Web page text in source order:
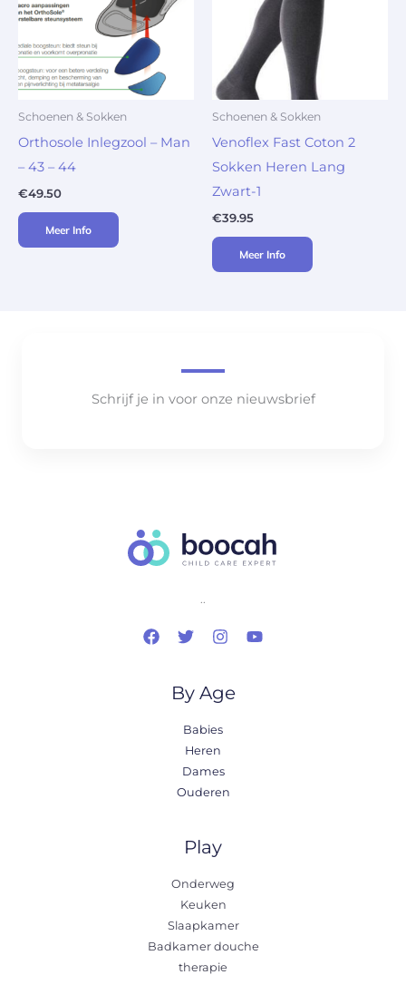
Schoenen & Sokken
Orthosole Inlegzool – Man
– 43 – 44
€49.50
Meer Info
Schoenen & Sokken
Venoflex Fast Coton 2
Sokken Heren Lang
Zwart-1
€39.95
Meer Info
Schrijf je in voor onze nieuwsbrief
..
By Age
Babies
Heren
Dames
Ouderen
Play
Onderweg
Keuken
Slaapkamer
Badkamer douche
therapie